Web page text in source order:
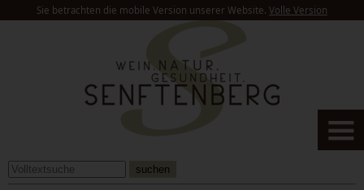
Sie betrachten die mobile Version unserer Website. Volle Version
suchen